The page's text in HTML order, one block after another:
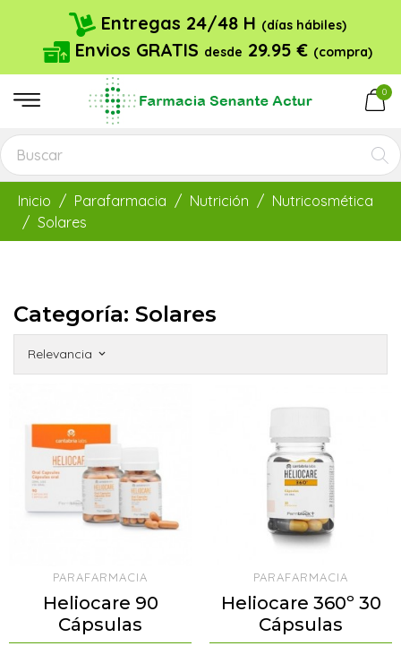
Entregas 24/48 H (días hábiles)
Envios GRATIS desde 29.95 € (compra)
0
Inicio Parafarmacia Nutrición
Nutricosmética
Solares
Categoría: Solares
Relevancia keyboard_arrow_down
PARAFARMACIA
Heliocare 90
Cápsulas
PARAFARMACIA
Heliocare 360º 30
Cápsulas